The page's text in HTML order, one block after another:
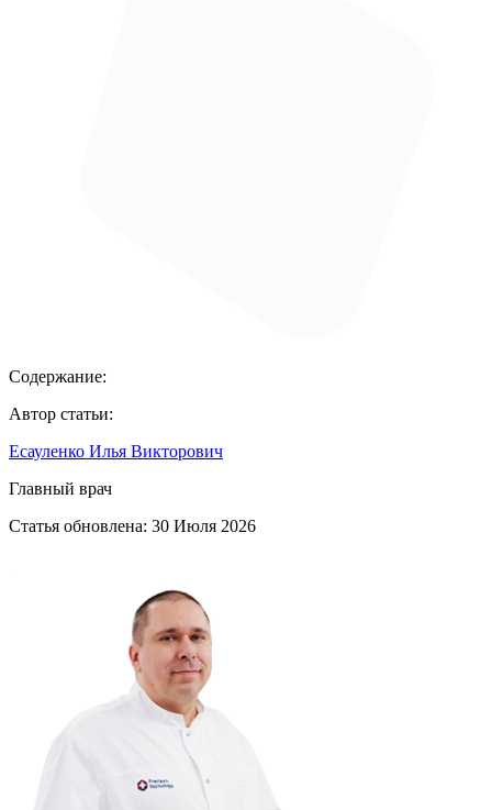
Содержание:
Автор статьи:
Есауленко Илья Викторович
Главный врач
Статья обновлена: 30 Июля 2026